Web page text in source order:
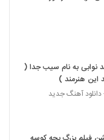
نوابی به نام سیب جدا (
این هنرمند )
آهنگ جدید